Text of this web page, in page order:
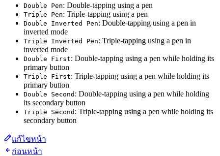
Double Pen: Double-tapping using a pen
Triple Pen: Triple-tapping using a pen
Double Inverted Pen: Double-tapping using a pen in
inverted mode
Triple Inverted Pen: Triple-tapping using a pen in
inverted mode
Double First: Double-tapping using a pen while holding its
primary button
Triple First: Triple-tapping using a pen while holding its
primary button
Double Second : Double-tapping using a pen while holding
its secondary button
Triple Second : Triple-tapping using a pen while holding its
secondary button
แก้ไขหน้า
ก่อนหน้า